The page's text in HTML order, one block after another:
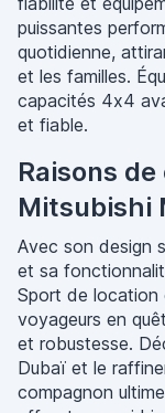
puissantes
quotidienne,
et les familles.
capacités 4x4
et fiable.
Raisons
Mitsubishi
Avec son design
et sa
Sport de location
voyageurs en
et robustesse.
Dubaï et le
compagnon